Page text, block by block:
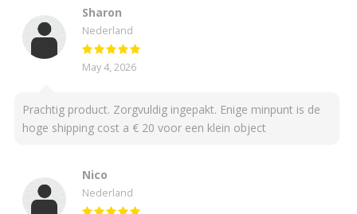
Sharon
Nederland
May 4, 2026
Prachtig product. Zorgvuldig ingepakt. Enige minpunt is de
hoge shipping cost a € 20 voor een klein object
Nico
Nederland